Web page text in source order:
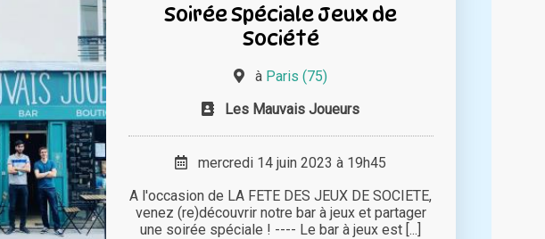
Soirée Spéciale Jeux de
Société
à Paris (75)
Les Mauvais Joueurs
mercredi 14 juin 2023 à 19h45
A l'occasion de LA FETE DES JEUX DE SOCIETE,
venez (re)découvrir notre bar à jeux et partager
une soirée spéciale ! ---- Le bar à jeux est [...]